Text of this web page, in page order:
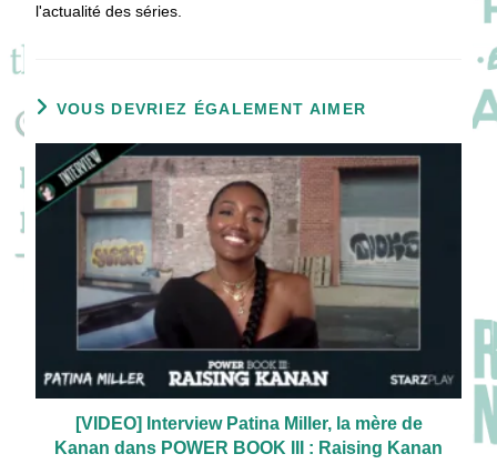
l'actualité des séries.
VOUS DEVRIEZ ÉGALEMENT AIMER
[VIDEO] Interview Patina Miller, la mère de
Kanan dans POWER BOOK III : Raising Kanan